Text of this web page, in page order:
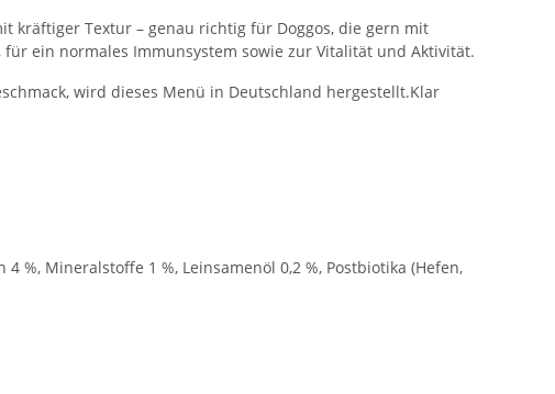
kräftiger Textur – genau richtig für Doggos, die gern mit
ein normales Immunsystem sowie zur Vitalität und Aktivität.
wird dieses Menü in Deutschland hergestellt.Klar
%, Mineralstoffe 1 %, Leinsamenöl 0,2 %, Postbiotika (Hefen,